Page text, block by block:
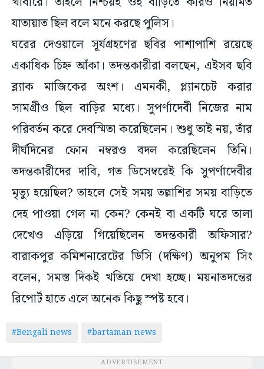
যাতায়াত ছিল বলে মনে করছে পুলিস।
ঘরের দেওয়ালে সূর্যগ্রহণের ছবির পাশাপাশি রয়েছে
একাধিক চিহ্ন আঁকা। তদন্তকারীরা বলছেন, এইসব ছবি
ব্ল্যাক মাজিকের অংশ। এমনকী, প্ল্যানচেট করার
সামগ্রীও ছিল বাড়ির মধ্যে। সুপর্ণাদেবী নিজের নাম
পরিবর্তন করে দেবস্মিতা করেছিলেন। শুধু তাই নয়, তাঁর
দীর্ঘদিনের ফোন নম্বরও বদল করেছিলেন তিনি।
তদন্তকারীদের দাবি, গত ডিসেম্বরেই কি সুপর্ণাদেবীর
মৃত্যু হয়েছিল? তাহলে সেই সময় তল্লাশির সময় বাড়িতে
দেহ পাওয়া গেল না কেন? কেনই বা একটি ঘরে তালা
দেখেও এড়িয়ে গিয়েছিলেন তদন্তকারী অফিসার?
বারাকপুর কমিশনারেটের ডিসি (দক্ষিণ) অনুপম সিং
বলেন, সমস্ত দিকই খতিয়ে দেখা হচ্ছে। ময়নাতদন্তের
রিপোর্ট হাতে এলে অনেক কিছু স্পষ্ট হবে।
#Bengali news #bartaman news
ADVERTISEMENT